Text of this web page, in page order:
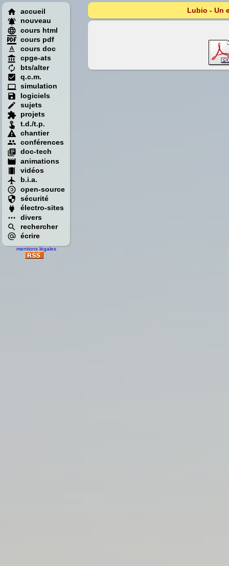
accueil
nouveau
cours html
cours pdf
cours doc
cpge-ats
bts/alter
q.c.m.
simulation
logiciels
sujets
projets
t.d./t.p.
chantier
conférences
doc-tech
animations
vidéos
b.i.a.
open-source
sécurité
électro-sites
divers
rechercher
écrire
mentions légales
Lubio - Un